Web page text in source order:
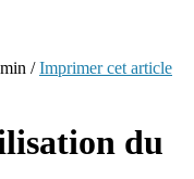
/Imprimer cet article
du